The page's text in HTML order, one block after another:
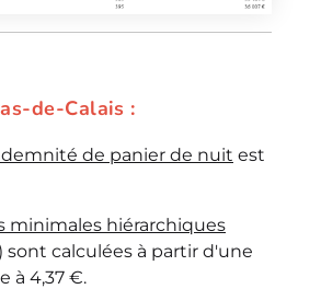
de-Calais :
de panier de nuit est
minimales hiérarchiques
sont calculées à partir d'une
à 4,37 €.